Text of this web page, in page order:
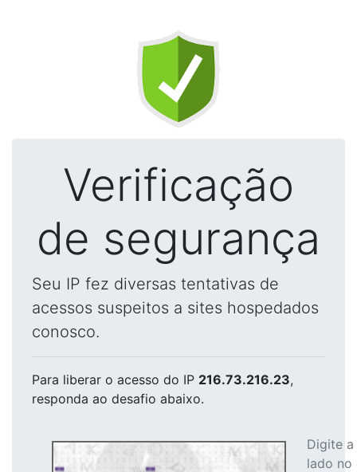
Verificação
de segurança
Seu IP fez diversas tentativas de
acessos suspeitos a sites hospedados
conosco.
Para liberar o acesso do IP 216.73.216.23,
responda ao desafio abaixo.
Digite
lado no